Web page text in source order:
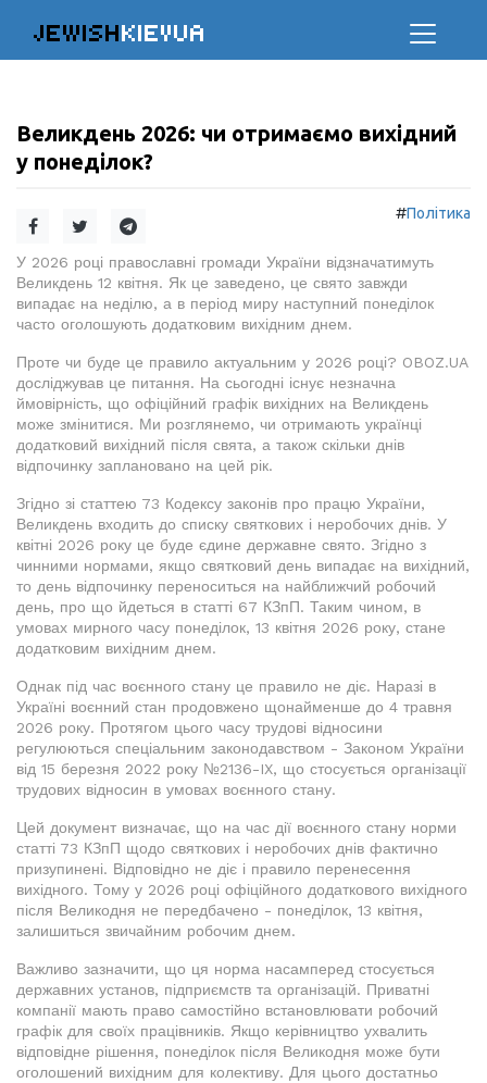
JEWISHKIEVUA
Великдень 2026: чи отримаємо вихідний
у понеділок?
#Політика
У 2026 році православні громади України відзначатимуть
Великдень 12 квітня. Як це заведено, це свято завжди
випадає на неділю, а в період миру наступний понеділок
часто оголошують додатковим вихідним днем.
Проте чи буде це правило актуальним у 2026 році? OBOZ.UA
досліджував це питання. На сьогодні існує незначна
ймовірність, що офіційний графік вихідних на Великдень
може змінитися. Ми розглянемо, чи отримають українці
додатковий вихідний після свята, а також скільки днів
відпочинку заплановано на цей рік.
Згідно зі статтею 73 Кодексу законів про працю України,
Великдень входить до списку святкових і неробочих днів. У
квітні 2026 року це буде єдине державне свято. Згідно з
чинними нормами, якщо святковий день випадає на вихідний,
то день відпочинку переноситься на найближчий робочий
день, про що йдеться в статті 67 КЗпП. Таким чином, в
умовах мирного часу понеділок, 13 квітня 2026 року, стане
додатковим вихідним днем.
Однак під час воєнного стану це правило не діє. Наразі в
Україні воєнний стан продовжено щонайменше до 4 травня
2026 року. Протягом цього часу трудові відносини
регулюються спеціальним законодавством - Законом України
від 15 березня 2022 року №2136-IX, що стосується організації
трудових відносин в умовах воєнного стану.
Цей документ визначає, що на час дії воєнного стану норми
статті 73 КЗпП щодо святкових і неробочих днів фактично
призупинені. Відповідно не діє і правило перенесення
вихідного. Тому у 2026 році офіційного додаткового вихідного
після Великодня не передбачено - понеділок, 13 квітня,
залишиться звичайним робочим днем.
Важливо зазначити, що ця норма насамперед стосується
державних установ, підприємств та організацій. Приватні
компанії мають право самостійно встановлювати робочий
графік для своїх працівників. Якщо керівництво ухвалить
відповідне рішення, понеділок після Великодня може бути
оголошений вихідним для колективу. Для цього достатньо